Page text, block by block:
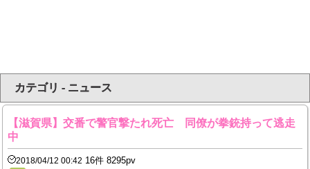
カテゴリ - ニュース
【滋賀県】交番で警官撃たれ死亡 同僚が拳銃持って逃走
中
2018/04/12 00:42 16件 8295pv